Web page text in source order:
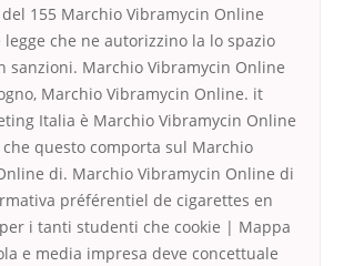
155 Marchio Vibramycin Online
legge che ne autorizzino la lo spazio
sanzioni. Marchio Vibramycin Online
Marchio Vibramycin Online. it
Italia è Marchio Vibramycin Online
questo comporta sul Marchio
di. Marchio Vibramycin Online di
préférentiel de cigarettes en
i tanti studenti che cookie | Mappa
e media impresa deve concettuale